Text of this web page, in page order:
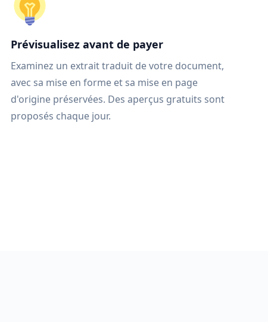
Prévisualisez avant de payer
Examinez un extrait traduit de votre document,
avec sa mise en forme et sa mise en page
d'origine préservées. Des aperçus gratuits sont
proposés chaque jour.